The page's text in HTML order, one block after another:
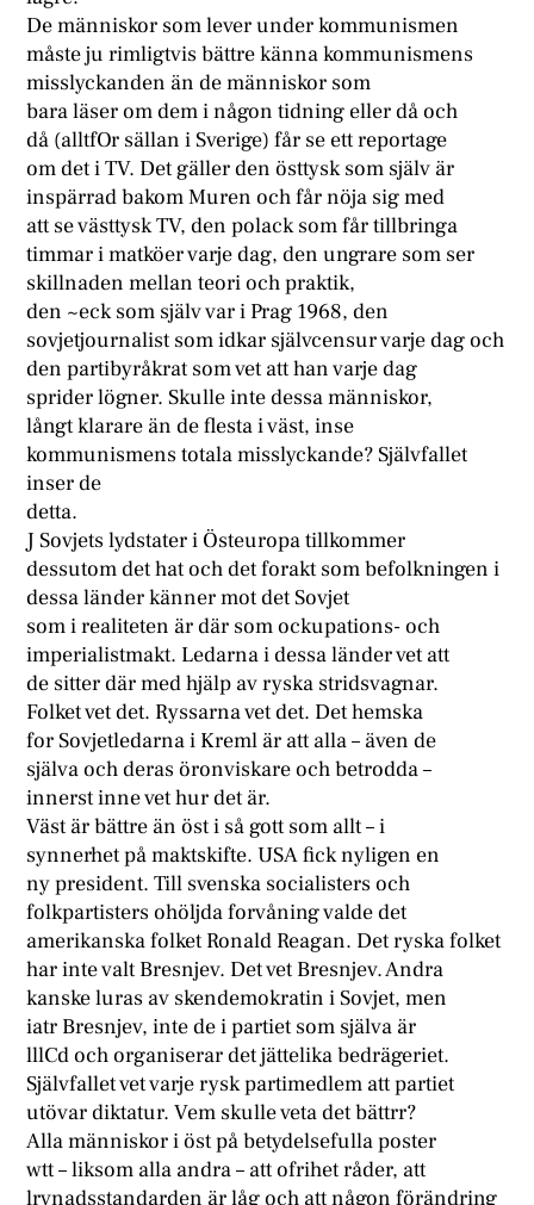
De människor som lever under kommunismen
måste ju rimligtvis bättre känna kommunismens
misslyckanden än de människor som
bara läser om dem i någon tidning eller då och
då (alltfOr sällan i Sverige) får se ett reportage
om det i TV. Det gäller den östtysk som själv är
inspärrad bakom Muren och får nöja sig med
att se västtysk TV, den polack som får tillbringa
timmar i matköer varje dag, den ungrare som ser
skillnaden mellan teori och praktik,
den ~eck som själv var i Prag 1968, den
sovjetjournalist som idkar självcensur varje dag och
den partibyråkrat som vet att han varje dag
sprider lögner. Skulle inte dessa människor,
långt klarare än de flesta i väst, inse
kommunismens totala misslyckande? Självfallet
inser de
detta.
J Sovjets lydstater i Östeuropa tillkommer
dessutom det hat och det forakt som befolkningen i
dessa länder känner mot det Sovjet
som i realiteten är där som ockupations- och
imperialistmakt. Ledarna i dessa länder vet att
de sitter där med hjälp av ryska stridsvagnar.
Folket vet det. Ryssarna vet det. Det hemska
for Sovjetledarna i Kreml är att alla – även de
själva och deras öronviskare och betrodda –
innerst inne vet hur det är.
Väst är bättre än öst i så gott som allt – i
synnerhet på maktskifte. USA fick nyligen en
ny president. Till svenska socialisters och
folkpartisters ohöljda forvåning valde det
amerikanska folket Ronald Reagan. Det ryska folket
har inte valt Bresnjev. Det vet Bresnjev. Andra
kanske luras av skendemokratin i Sovjet, men
iatr Bresnjev, inte de i partiet som själva är
lllCd och organiserar det jättelika bedrägeriet.
Självfallet vet varje rysk partimedlem att partiet
utövar diktatur. Vem skulle veta det bättrr?
Alla människor i öst på betydelsefulla poster
wtt – liksom alla andra – att ofrihet råder, att
lrvnadsstandarden är låg och att någon förändring